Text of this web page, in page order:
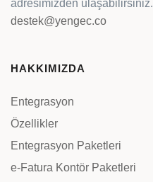
adresimizden ulaşabilirsiniz.
destek@yengec.co
HAKKIMIZDA
Entegrasyon
Özellikler
Entegrasyon Paketleri
e-Fatura Kontör Paketleri